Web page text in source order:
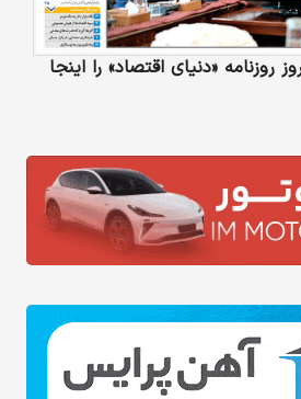
روزنامه «دنیای‌ اقتصاد» را اینجا